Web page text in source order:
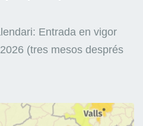
Entrada en vigor
(tres mesos després